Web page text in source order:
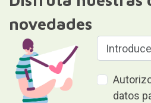
novedades
datos